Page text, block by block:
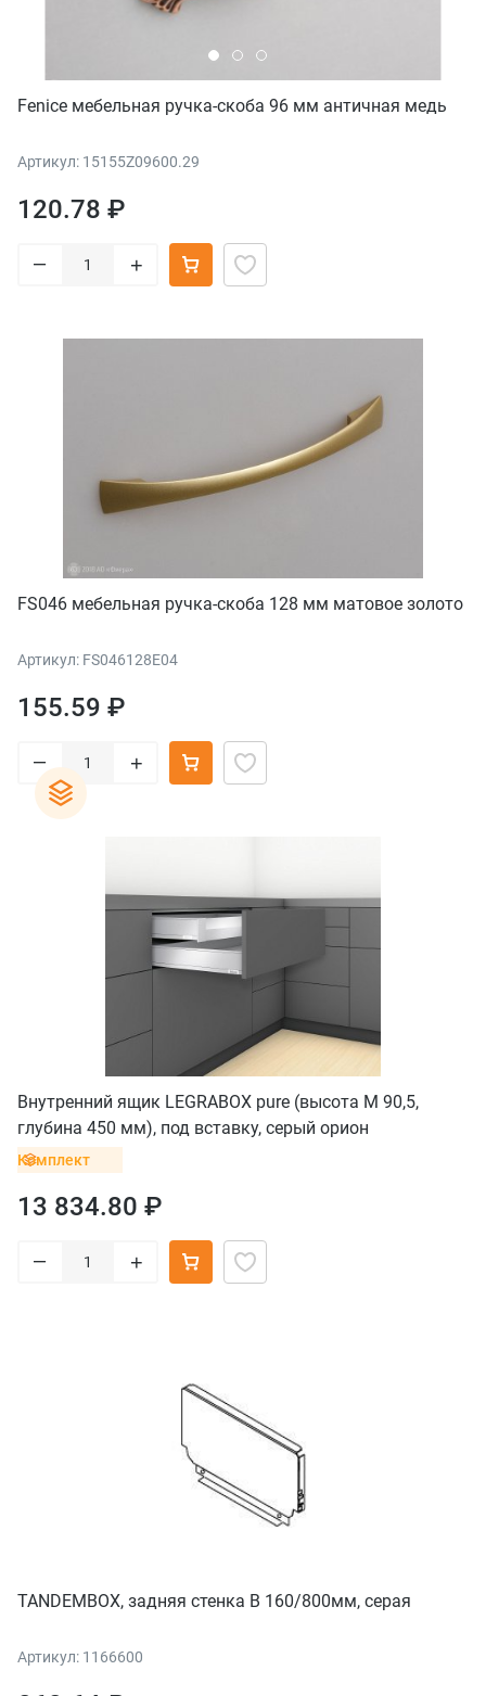
Fenice мебельная ручка-скоба 96 мм античная медь
Артикул: 15155Z09600.29
120.78 ₽
– +
FS046 мебельная ручка-скоба 128 мм матовое золото
Артикул: FS046128E04
155.59 ₽
– +
Внутренний ящик LEGRABOX pure (высота M 90,5,
глубина 450 мм), под вставку, серый орион
Комплект
13 834.80 ₽
– +
TANDEMBOX, задняя стенка В 160/800мм, серая
Артикул: 1166600